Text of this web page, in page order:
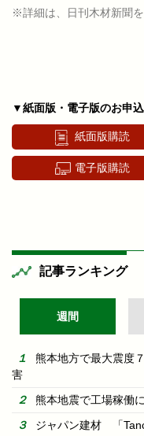
※詳細は、日刊木材新聞
▼紙面版・電子版のお申
紙面版購読
電子版購読
記事ランキング
週間
熊本地方で最大震度
害
熊本地震で工場稼働
ジャパン建材 「